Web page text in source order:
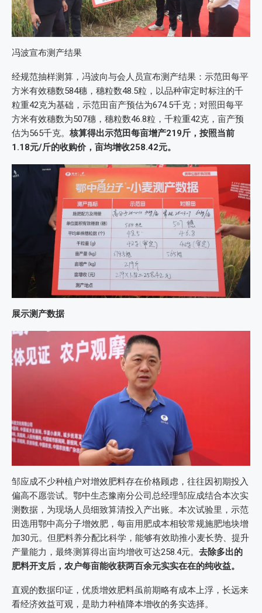
冯波宣布测产结果
经规范抽样测算，冯波向与会人员宣布测产结果：示范田每平
方米有效穗数584穗，穗粒数48.5粒，以品种审定时标注的千
粒重42克为基础，示范田亩产预估为674.5千克；对照田每平
方米有效穗数为507穗，穗粒数46.8粒，千粒重42克，亩产预
估为565千克。 核算得出示范田每亩增产219斤，按照当前
1.18元/斤的收购价，亩均增收258.42元。
展示测产数据
邹应成不少种植户对增效肥料存在价格顾虑，往往因初期投入
偏高不愿尝试。鄂中生态豫南分公司总经理邹应成结合本次实
测数据，为现场人员细致算清投入产出账。本次试验里，示范
田选用鄂中高分子增效肥，每亩用肥成本相较常规施肥地块增
加30元。但肥料养分配比科学，能够有效助推小麦长势、提升
产量能力，最终测算得出亩均增收可达258.4元。 去除多出的
肥料开支后，农户每亩能收获两百余元实实在在的纯收益。
直观的数据印证，优质增效肥料虽前期略有成本上浮，长远来
看经济效益可观，是助力种植降本增收的务实选择。